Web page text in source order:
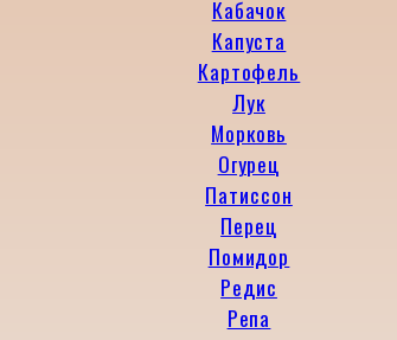
Кабачок
Капуста
Картофель
Лук
Морковь
Огурец
Патиссон
Перец
Помидор
Редис
Репа